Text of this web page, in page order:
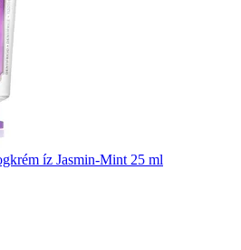
íz Jasmin-Mint 25 ml